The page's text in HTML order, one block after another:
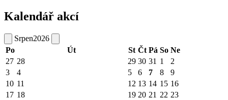
Kalendář akcí
Srpen2026
Po
Út St Čt Pá So Ne
27 28 29 30 31 1
2
3
4 5 6 7 8
9
10 11 12 13 14 15 16
17 18 19 20 21 22 23